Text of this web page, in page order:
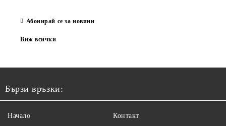
Абонирай се за новини
Виж всички
Бързи връзки:
Начало Контакт